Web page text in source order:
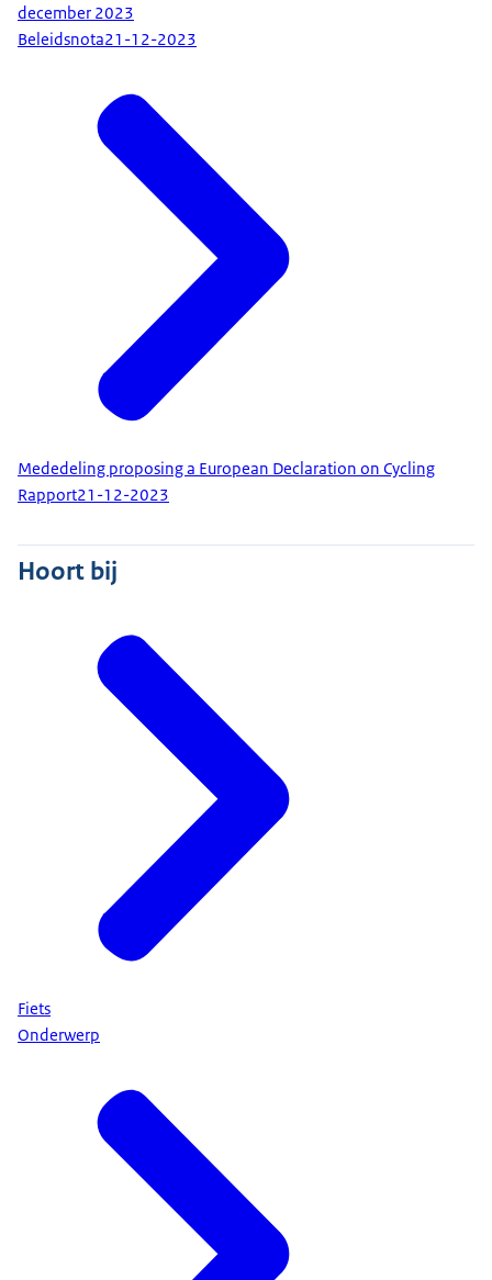
december 2023
Beleidsnota21-12-2023
Mededeling proposing a European Declaration on Cycling
Rapport21-12-2023
Hoort bij
Fiets
Onderwerp